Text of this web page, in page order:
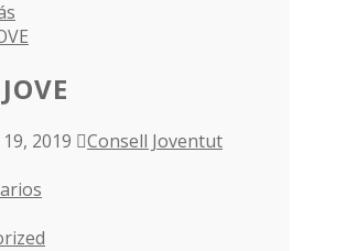
2019
Consell Joventut